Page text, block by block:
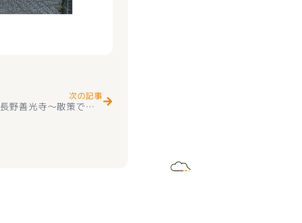
次の記事
長野善光寺～散策です☺☆